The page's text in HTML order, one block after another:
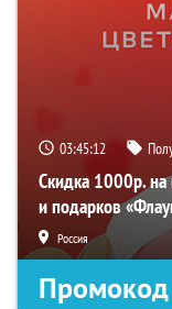
03:45:11
Скидка 1000р. на
и подарков
Россия
Промокод